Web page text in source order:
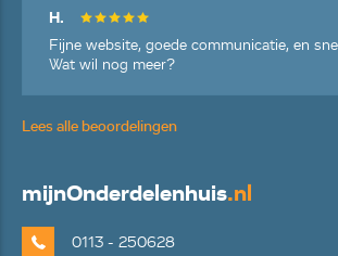
H.
Fijne website, goede communicatie, en
Wat wil nog meer?
Lees alle beoordelingen
mijnOnderdelenhuis.nl
0113 - 250628